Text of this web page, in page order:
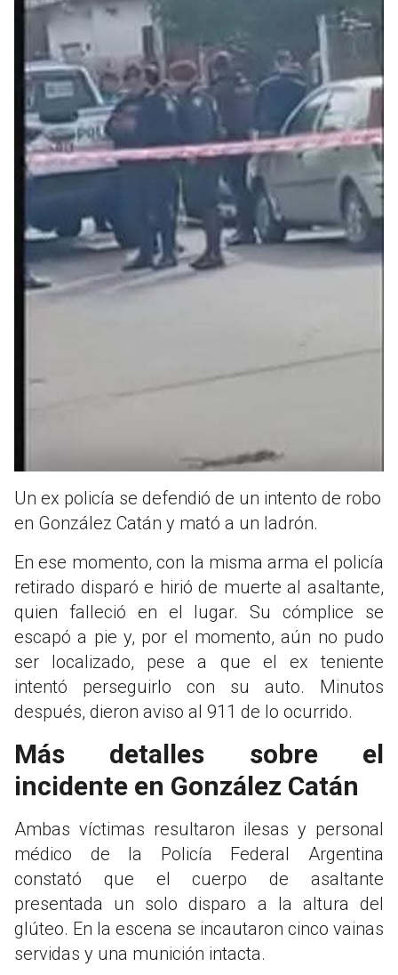
Un ex policía se defendió de un intento de robo
en González Catán y mató a un ladrón.
En ese momento, con la misma arma el policía
retirado disparó e hirió de muerte al asaltante,
quien falleció en el lugar. Su cómplice se
escapó a pie y, por el momento, aún no pudo
ser localizado, pese a que el ex teniente
intentó perseguirlo con su auto. Minutos
después, dieron aviso al 911 de lo ocurrido.
Más detalles sobre el
incidente en González Catán
Ambas víctimas resultaron ilesas y personal
médico de la Policía Federal Argentina
constató que el cuerpo de asaltante
presentada un solo disparo a la altura del
glúteo. En la escena se incautaron cinco vainas
servidas y una munición intacta.